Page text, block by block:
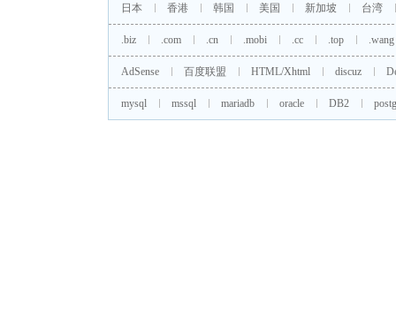
日本 香港 韩国 美国 新加坡 台湾
.biz .com .cn .mobi .cc .top .wang
AdSense 百度联盟 HTML/Xhtml discuz
mysql mssql mariadb oracle DB2